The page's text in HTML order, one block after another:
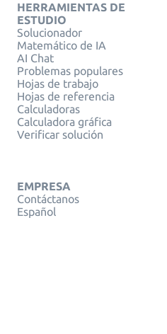
HERRAMIENTAS DE
ESTUDIO
Solucionador
Matemático de IA
AI Chat
Problemas populares
Hojas de trabajo
Hojas de referencia
Calculadoras
Calculadora gráfica
Verificar solución
EMPRESA
Contáctanos
Español